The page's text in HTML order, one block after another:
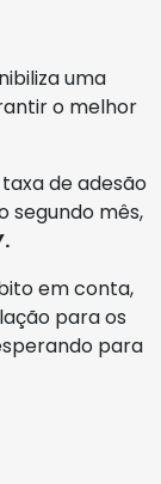
uma
o melhor
de adesão
segundo mês,
em conta,
para os
para